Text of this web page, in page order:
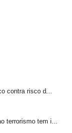
contra risco d...
terrorismo tem i...